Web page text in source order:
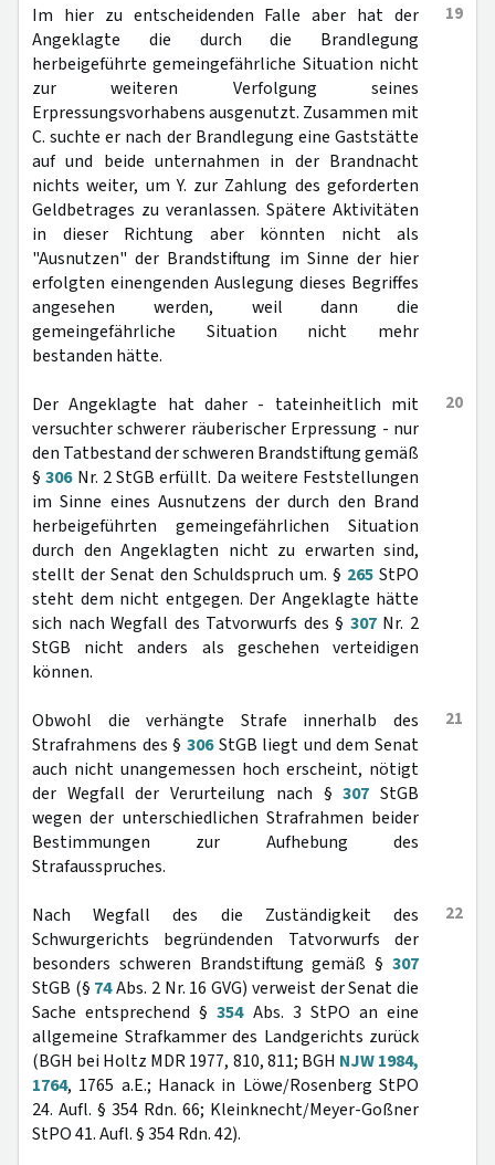
19
Im hier zu entscheidenden Falle aber hat der
Angeklagte die durch die Brandlegung
herbeigeführte gemeingefährliche Situation nicht
zur weiteren Verfolgung seines
Erpressungsvorhabens ausgenutzt. Zusammen mit
C. suchte er nach der Brandlegung eine Gaststätte
auf und beide unternahmen in der Brandnacht
nichts weiter, um Y. zur Zahlung des geforderten
Geldbetrages zu veranlassen. Spätere Aktivitäten
in dieser Richtung aber könnten nicht als
"Ausnutzen" der Brandstiftung im Sinne der hier
erfolgten einengenden Auslegung dieses Begriffes
angesehen werden, weil dann die
gemeingefährliche Situation nicht mehr
bestanden hätte.
20
Der Angeklagte hat daher - tateinheitlich mit
versuchter schwerer räuberischer Erpressung - nur
den Tatbestand der schweren Brandstiftung gemäß
§306Nr. 2 StGB erfüllt. Da weitere Feststellungen
im Sinne eines Ausnutzens der durch den Brand
herbeigeführten gemeingefährlichen Situation
durch den Angeklagten nicht zu erwarten sind,
stellt der Senat den Schuldspruch um. § 265 StPO
steht dem nicht entgegen. Der Angeklagte hätte
sich nach Wegfall des Tatvorwurfs des § 307Nr. 2
StGB nicht anders als geschehen verteidigen
können.
21
Obwohl die verhängte Strafe innerhalb des
Strafrahmens des § 306StGB liegt und dem Senat
auch nicht unangemessen hoch erscheint, nötigt
der Wegfall der Verurteilung nach §307 StGB
wegen der unterschiedlichen Strafrahmen beider
Bestimmungen zur Aufhebung des
Strafausspruches.
22
Nach Wegfall des die Zuständigkeit des
Schwurgerichts begründenden Tatvorwurfs der
besonders schweren Brandstiftung gemäß § 307
StGB (§ 74Abs. 2 Nr. 16 GVG) verweist der Senat die
Sache entsprechend §354Abs. 3 StPO an eine
allgemeine Strafkammer des Landgerichts zurück
(BGH bei Holtz MDR 1977, 810, 811; BGH NJW 1984,
1764, 1765 a.E.; Hanack in Löwe/Rosenberg StPO
24. Aufl. § 354 Rdn. 66; Kleinknecht/Meyer-Goßner
StPO 41. Aufl. § 354 Rdn. 42).